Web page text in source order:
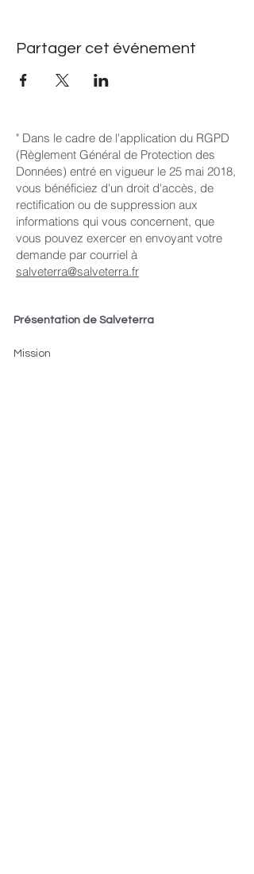
Partager cet événement
" Dans le cadre de l'application du RGPD
(Règlement Général de Protection des
Données) entré en vigueur le 25 mai 2018,
vous bénéficiez d'un droit d'accès, de
rectification ou de suppression aux
informations qui vous concernent, que
vous pouvez exercer en envoyant votre
demande par courriel à
salveterra@salveterra.fr
Présentation de Salveterra
Mission